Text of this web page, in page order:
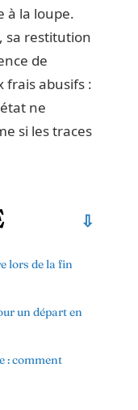
à la loupe.
sa restitution
de
frais abusifs :
ne
si les traces
lors de la fin
un départ en
: comment